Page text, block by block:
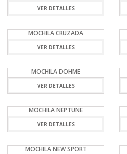
VER DETALLES
MOCHILA CRUZADA
VER DETALLES
MOCHILA DOHME
VER DETALLES
MOCHILA NEPTUNE
VER DETALLES
MOCHILA NEW SPORT